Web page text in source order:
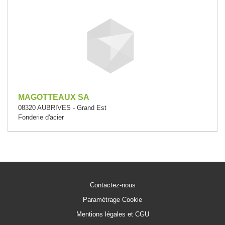
MAGOTTEAUX SA
08320 AUBRIVES - Grand Est
Fonderie d'acier
Contactez-nous
Paramétrage Cookie
Mentions légales et CGU